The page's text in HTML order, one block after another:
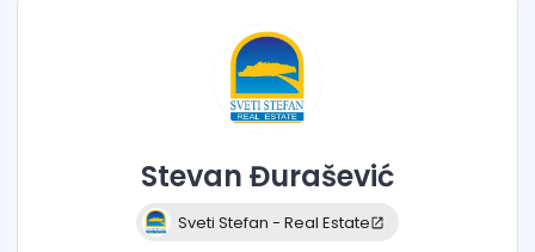
Stevan Đurašević
Sveti Stefan - Real Estate